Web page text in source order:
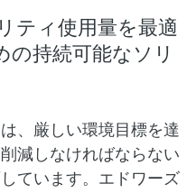
ティ使用量を最適
の持続可能なソリ
、厳しい環境目標を達
減しなければならない
ています。エドワーズ